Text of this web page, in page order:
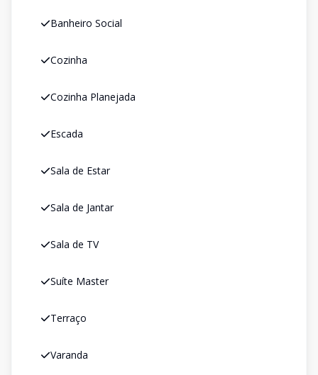
Banheiro Social
Cozinha
Cozinha Planejada
Escada
Sala de Estar
Sala de Jantar
Sala de TV
Suíte Master
Terraço
Varanda